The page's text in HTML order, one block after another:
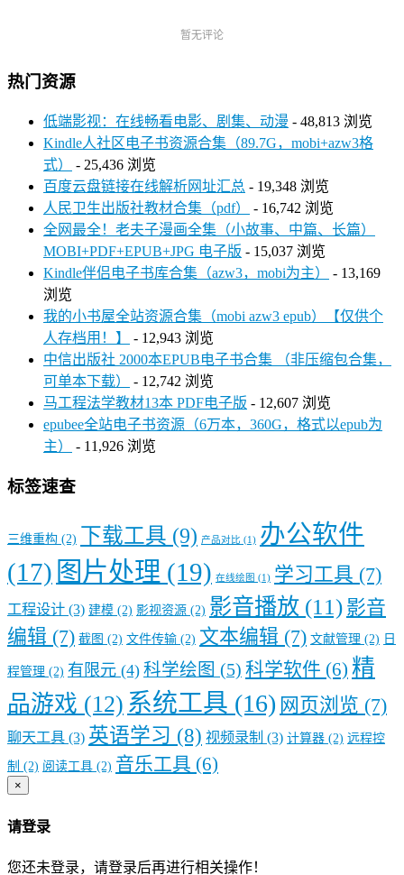
暂无评论
热门资源
低端影视：在线畅看电影、剧集、动漫 - 48,813 浏览
Kindle人社区电子书资源合集（89.7G，mobi+azw3格
式）
- 25,436 浏览
百度云盘链接在线解析网址汇总 - 19,348 浏览
人民卫生出版社教材合集（pdf）
- 16,742 浏览
全网最全！老夫子漫画全集（小故事、中篇、长篇）
MOBI+PDF+EPUB+JPG 电子版 - 15,037 浏览
Kindle伴侣电子书库合集（azw3，mobi为主）
- 13,169
浏览
我的小书屋全站资源合集（mobi azw3 epub）【仅供个
人存档用！】
- 12,943 浏览
中信出版社 2000本EPUB电子书合集 （非压缩包合集，
可单本下载）
- 12,742 浏览
马工程法学教材13本 PDF电子版 - 12,607 浏览
epubee全站电子书资源（6万本，360G，格式以epub为
主）
- 11,926 浏览
标签速查
三维重构 (2) 下载工具 (9) 产品对比 (1) 办公软件
(17) 图片处理 (19) 在线绘图 (1) 学习工具 (7)
工程设计 (3) 建模 (2) 影视资源 (2) 影音播放 (11) 影音
编辑 (7) 截图 (2) 文件传输 (2) 文本编辑 (7) 文献管理 (2) 日
程管理 (2) 有限元 (4) 科学绘图 (5) 科学软件 (6) 精
品游戏 (12) 系统工具 (16) 网页浏览 (7)
聊天工具 (3) 英语学习 (8) 视频录制 (3) 计算器 (2) 远程控
制 (2) 阅读工具 (2) 音乐工具 (6)
×
请登录
您还未登录，请登录后再进行相关操作！